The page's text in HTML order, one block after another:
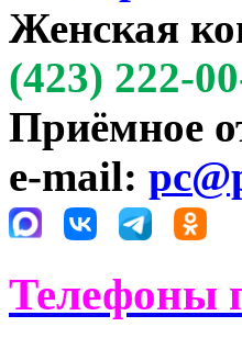
Женская
(423) 222-
Приёмное
e-mail:
Телефоны